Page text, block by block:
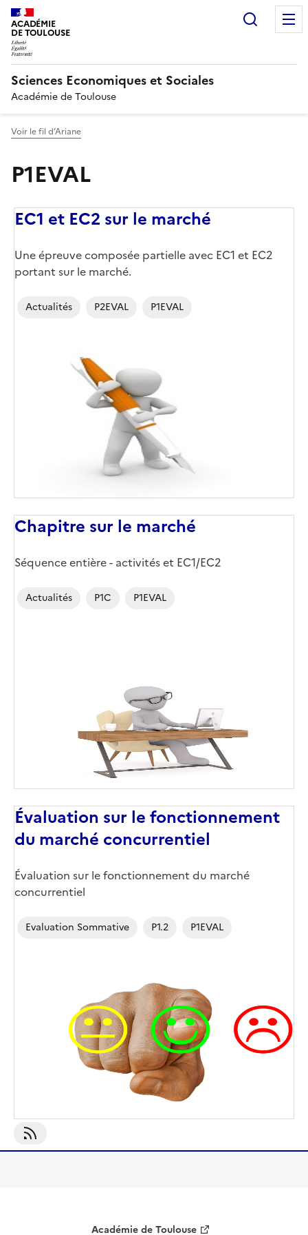
ACADÉMIE
DE TOULOUSE
Sciences Economiques et Sociales
Académie de Toulouse
Voir le fil d’Ariane
P1EVAL
EC1 et EC2 sur le marché
Corps
Une épreuve composée partielle avec EC1 et EC2
portant sur le marché.
Actualités P2EVAL P1EVAL
Chapitre sur le marché
Corps
Séquence entière - activités et EC1/EC2
Actualités P1C P1EVAL
Évaluation sur le fonctionnement
du marché concurrentiel
Évaluation sur le fonctionnement du marché
concurrentiel
Evaluation Sommative P1.2 P1EVAL
S'abonner À P1EVAL
Académie de Toulouse